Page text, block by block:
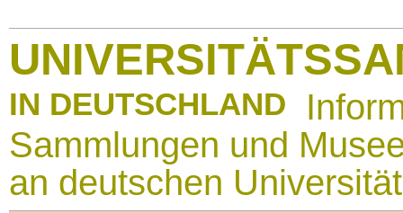
IN DEUTSCHLAND
Sammlungen und
an deutschen